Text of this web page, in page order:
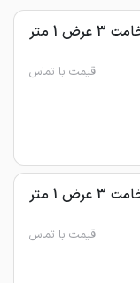
ورق اسیدشویی ضخامت 3 عرض 1 متر
قیمت با تماس
ورق اسیدشویی ضخامت 3 عرض 1 متر
قیمت با تماس